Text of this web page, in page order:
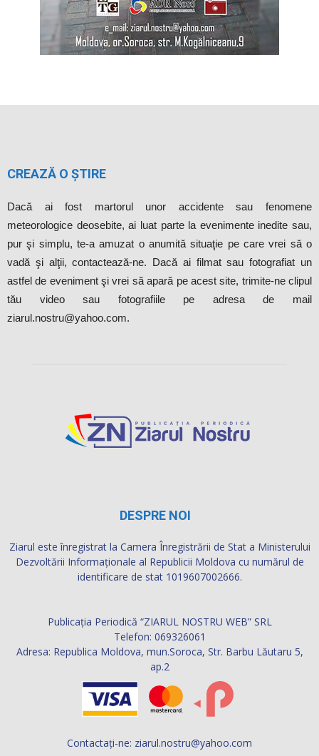
CREAZĂ O ȘTIRE
Dacă ai fost martorul unor accidente sau fenomene
meteorologice deosebite, ai luat parte la evenimente inedite sau,
pur şi simplu, te-a amuzat o anumită situaţie pe care vrei să o
vadă şi alţii, contactează-ne. Dacă ai filmat sau fotografiat un
astfel de eveniment şi vrei să apară pe acest site, trimite-ne clipul
tău video sau fotografiile pe adresa de mail
ziarul.nostru@yahoo.com.
DESPRE NOI
Ziarul este înregistrat la Camera Înregistrării de Stat a Ministerului
Dezvoltării Informaţionale al Republicii Moldova cu numărul de
identificare de stat 1019607002666.
Publicația Periodică “ZIARUL NOSTRU WEB” SRL
Telefon: 069326061
Adresa: Republica Moldova, mun.Soroca, Str. Barbu Lăutaru 5,
ap.2
Contactați-ne: ziarul.nostru@yahoo.com